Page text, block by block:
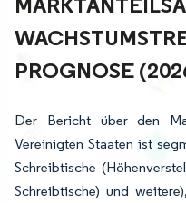
ROGNOSE
Der Bericht über den
Vereinigten Staaten ist
Schreibtische
Schreibtische) und